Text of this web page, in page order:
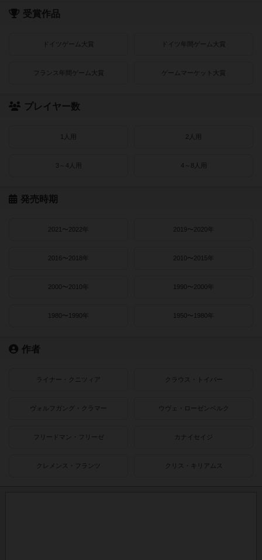
受賞作品
ドイツゲーム大賞 ドイツ年間ゲーム大賞
フランス年間ゲーム大賞 ゲームマーケット大賞
プレイヤー数
1人用 2人用
3～4人用 4～8人用
発売時期
2021〜2022年 2019〜2020年
2016〜2018年 2010〜2015年
2000〜2010年 1990〜2000年
1980〜1990年 1950〜1980年
作者
ライナー・クニツィア クラウス・トイバー
ヴォルフガング・クラマー ウヴェ・ローゼンベルク
フリードマン・フリーゼ カナイセイジ
クレメンス・フランツ クリス・キリアムス